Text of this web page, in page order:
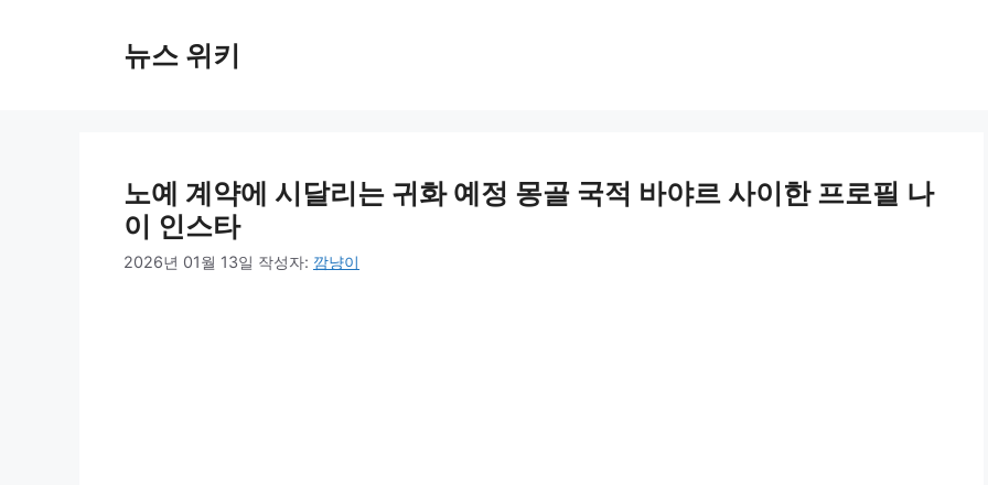
뉴스 위키
노예 계약에 시달리는 귀화 예정 몽골 국적 바야르 사이한 프로필 나
이 인스타
2026년 01월 13일 작성자: 깜냥이